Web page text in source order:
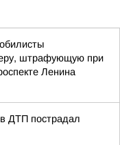
штрафующую при
Ленина
ДТП пострадал